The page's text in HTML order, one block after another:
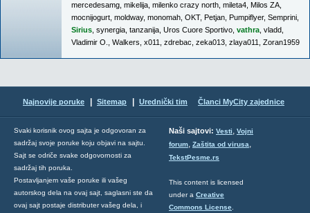
mercedesamg mikelija milenko crazy north mileta4 Milos ZA
mocnijogurt moldway, monomah OKT, Petjan Pumpiflyer, Semprini
Sirius synergia tanzanija Uros Cuore Sportivo vathra vladd
Vladimir O.
Walkers x011 zdrebac zeka013 zlaya011 Zoran1959
Najnovije poruke Sitemap Urednički tim Članci MyCity zajednice
Svaki korisnik ovog sajta je odgovoran za
sadržaj svoje poruke koju objavi na sajtu.
Sajt se odriče svake odgovornosti za
sadržaj tih poruka.
Postavljanjem vaše poruke ili vašeg
autorskog dela na ovaj sajt, saglasni ste da
ovaj sajt postaje distributer vašeg dela, i
Naši sajtovi: Vesti, Vojni
forum, Zaštita od virusa,
TekstPesme.rs
This content is licensed
under a Creative
Commons License